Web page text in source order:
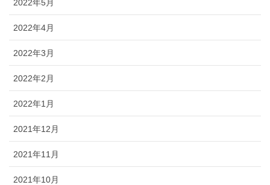
2022年5月
2022年4月
2022年3月
2022年2月
2022年1月
2021年12月
2021年11月
2021年10月